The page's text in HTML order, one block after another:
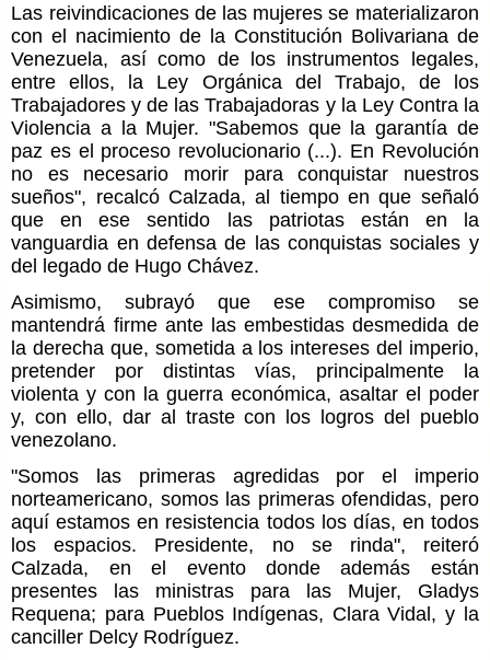
Las reivindicaciones de las mujeres se materializaron
con el nacimiento de la Constitución Bolivariana de
Venezuela, así como de los instrumentos legales,
entre ellos, la Ley Orgánica del Trabajo, de los
Trabajadores y de las Trabajadoras y la Ley Contra la
Violencia a la Mujer. "Sabemos que la garantía de
paz es el proceso revolucionario (...). En Revolución
no es necesario morir para conquistar nuestros
sueños", recalcó Calzada, al tiempo en que señaló
que en ese sentido las patriotas están en la
vanguardia en defensa de las conquistas sociales y
del legado de Hugo Chávez.
Asimismo, subrayó que ese compromiso se
mantendrá firme ante las embestidas desmedida de
la derecha que, sometida a los intereses del imperio,
pretender por distintas vías, principalmente la
violenta y con la guerra económica, asaltar el poder
y, con ello, dar al traste con los logros del pueblo
venezolano.
"Somos las primeras agredidas por el imperio
norteamericano, somos las primeras ofendidas, pero
aquí estamos en resistencia todos los días, en todos
los espacios. Presidente, no se rinda", reiteró
Calzada, en el evento donde además están
presentes las ministras para las Mujer, Gladys
Requena; para Pueblos Indígenas, Clara Vidal, y la
canciller Delcy Rodríguez.